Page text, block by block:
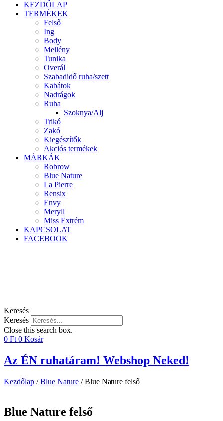
KEZDŐLAP
TERMÉKEK
Felső
Ing
Body
Mellény
Tunika
Overál
Szabadidő ruha/szett
Kabátok
Nadrágok
Ruha
Szoknya/Alj
Trikó
Zakó
Kiegészítők
Akciós termékek
MÁRKÁK
Robrow
Blue Nature
La Pierre
Rensix
Envy
Meryll
Miss Extrém
KAPCSOLAT
FACEBOOK
Keresés
Keresés
Close this search box.
0 Ft 0 Kosár
Az ÉN ruhatáram! Webshop Neked!
Kezdőlap /Blue Nature / Blue Nature felső
Blue Nature felső